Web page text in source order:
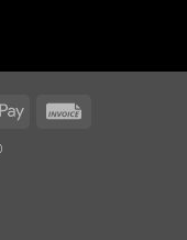
Google